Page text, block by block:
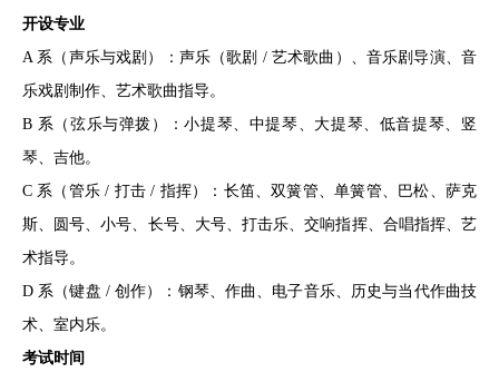
开设专业
A 系（声乐与戏剧）：声乐（歌剧 / 艺术歌曲）、音乐剧导演、音
乐戏剧制作、艺术歌曲指导。
B 系（弦乐与弹拨）：小提琴、中提琴、大提琴、低音提琴、竖
琴、吉他。
C 系（管乐 / 打击 / 指挥）：长笛、双簧管、单簧管、巴松、萨克
斯、圆号、小号、长号、大号、打击乐、交响指挥、合唱指挥、艺
术指导。
D 系（键盘 / 创作）：钢琴、作曲、电子音乐、历史与当代作曲技
术、室内乐。
考试时间